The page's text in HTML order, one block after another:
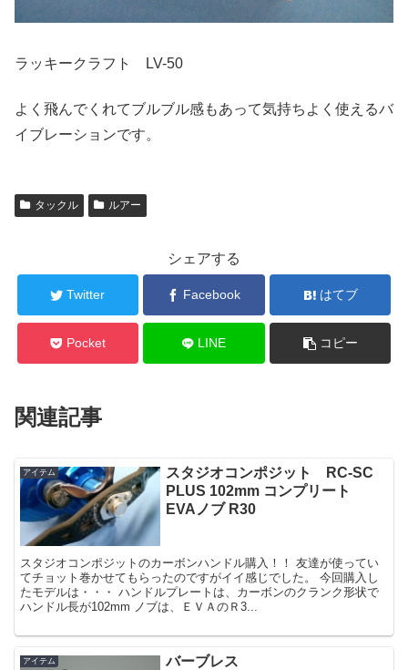
ラッキークラフト LV-50
よく飛んでくれてブルブル感もあって気持ちよく使えるバ
イブレーションです。
タックル ルアー
シェアする
Twitter Facebook はてブ
Pocket LINE コピー
関連記事
アイテム
スタジオコンポジット RC-SC
PLUS 102mm コンプリート
EVAノブ R30
スタジオコンポジットのカーボンハンドル購入！！ 友達が使ってい
てチョット巻かせてもらったのですがイイ感じでした。 今回購入し
たモデルは・・・ ハンドルプレートは、カーボンのクランク形状で
ハンドル長が102mm ノブは、ＥＶＡのＲ3...
アイテム バーブレス